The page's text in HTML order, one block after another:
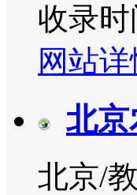
收录时
网站
北京
北京/